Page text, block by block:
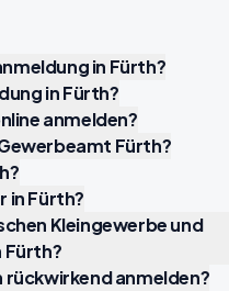
in Fürth?
in Fürth?
anmelden?
Fürth?
in Fürth?
Kleingewerbe und
Fürth?
rückwirkend anmelden?